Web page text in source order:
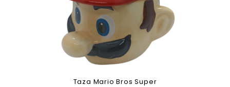
Taza Mario Bros Super